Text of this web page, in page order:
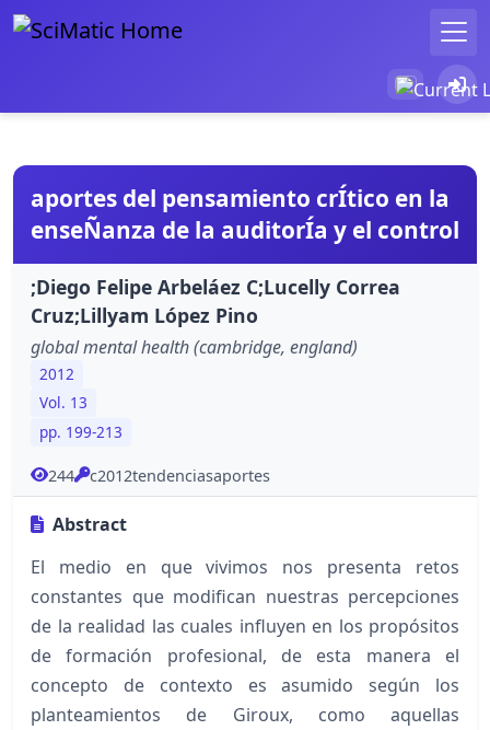
aportes del pensamiento crÍtico en la
enseÑanza de la auditorÍa y el control
;Diego Felipe Arbeláez C;Lucelly Correa
Cruz;Lillyam López Pino
global mental health (cambridge, england)
2012
Vol. 13
pp. 199-213
244 c2012tendenciasaportes
Abstract
El medio en que vivimos nos presenta retos
constantes que modifican nuestras percepciones
de la realidad las cuales influyen en los propósitos
de formación profesional, de esta manera el
concepto de contexto es asumido según los
planteamientos de Giroux, como aquellas